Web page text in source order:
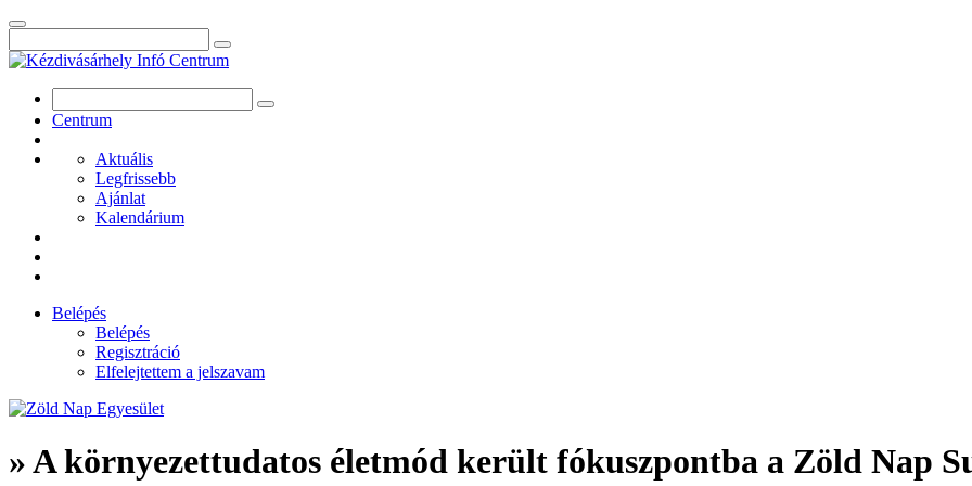
Centrum
Aktuális
Legfrissebb
Ajánlat
Kalendárium
Belépés
Belépés
Regisztráció
Elfelejtettem a jelszavam
» A környezettudatos életmód került fókuszpontba a Zöld Nap